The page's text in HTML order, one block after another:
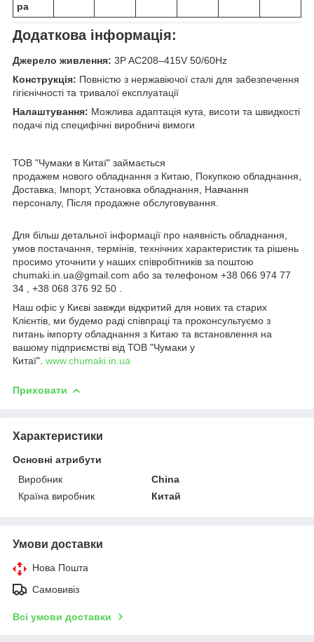
ра
Додаткова інформація:
Джерело живлення: 3P AC208–415V 50/60Hz
Конструкція: Повністю з нержавіючої сталі для забезпечення
гігієнічності та тривалої експлуатації
Налаштування: Можлива адаптація кута, висоти та швидкості
подачі під специфічні виробничі вимоги
ТОВ "Чумаки в Китаї" займається
продажем нового обладнання з Китаю, Покупкою обладнання,
Доставка, Імпорт, Установка обладнання, Навчання
персоналу, Після продажне обслуговування.
Для більш детальної інформації про наявність обладнання,
умов постачання, термінів, технічних характеристик та рішень
просимо уточнити у наших співробітників за поштою
chumaki.in.ua@gmail.com або за телефоном +38 066 974 77
34 , +38 068 376 92 50 .
Наш офіс у Києві завжди відкритий для нових та старих
Клієнтів, ми будемо раді співпраці та проконсультуємо з
питань імпорту обладнання з Китаю та встановлення на
вашому підприємстві від ТОВ "Чумаки у
Китаї". www.chumaki.in.ua
Приховати
Характеристики
Основні атрибути
Виробник
China
Країна виробник
Китай
Умови доставки
Нова Пошта
Самовивіз
Всі умови доставки